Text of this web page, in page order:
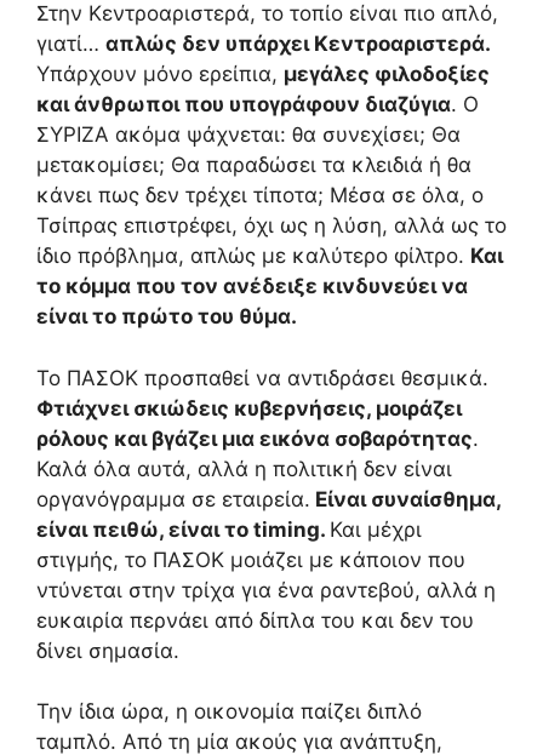
Στην Κεντροαριστερά, το τοπίο είναι πιο απλό,
γιατί… απλώς δεν υπάρχει Κεντροαριστερά.
Υπάρχουν μόνο ερείπια, μεγάλες φιλοδοξίες
και άνθρωποι που υπογράφουν διαζύγια. Ο
ΣΥΡΙΖΑ ακόμα ψάχνεται: θα συνεχίσει; Θα
μετακομίσει; Θα παραδώσει τα κλειδιά ή θα
κάνει πως δεν τρέχει τίποτα; Μέσα σε όλα, ο
Τσίπρας επιστρέφει, όχι ως η λύση, αλλά ως το
ίδιο πρόβλημα, απλώς με καλύτερο φίλτρο. Και
το κόμμα που τον ανέδειξε κινδυνεύει να
είναι το πρώτο του θύμα.
Το ΠΑΣΟΚ προσπαθεί να αντιδράσει θεσμικά.
Φτιάχνει σκιώδεις κυβερνήσεις, μοιράζει
ρόλους και βγάζει μια εικόνα σοβαρότητας.
Καλά όλα αυτά, αλλά η πολιτική δεν είναι
οργανόγραμμα σε εταιρεία. Είναι συναίσθημα,
είναι πειθώ, είναι το timing. Και μέχρι
στιγμής, το ΠΑΣΟΚ μοιάζει με κάποιον που
ντύνεται στην τρίχα για ένα ραντεβού, αλλά η
ευκαιρία περνάει από δίπλα του και δεν του
δίνει σημασία.
Την ίδια ώρα, η οικονομία παίζει διπλό
ταμπλό. Από τη μία ακούς για ανάπτυξη,